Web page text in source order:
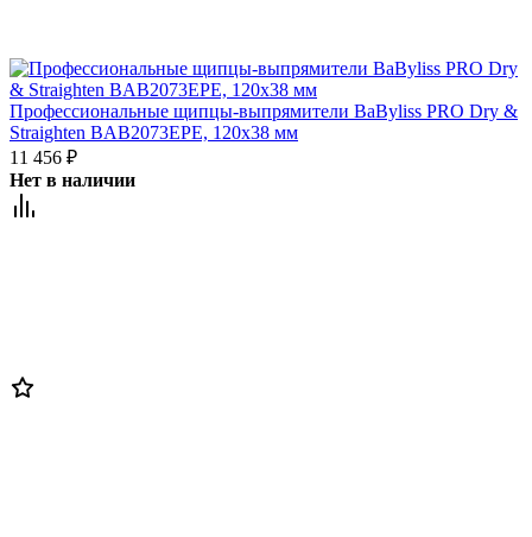
Профессиональные щипцы-выпрямители BaByliss PRO Dry &
Straighten BAB2073EPE, 120х38 мм
11 456 ₽
Нет в наличии